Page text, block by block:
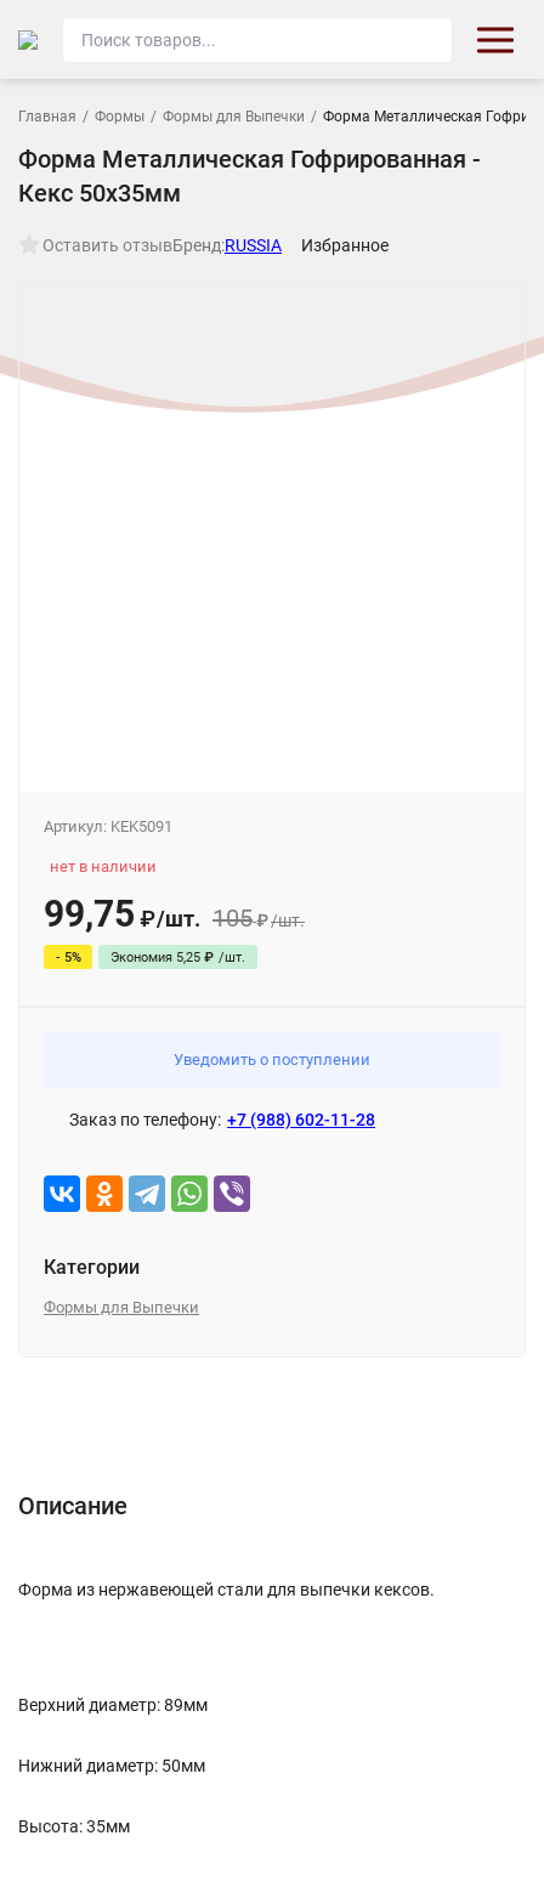
Главная / Формы / Формы для Выпечки / Форма Металлическая
Форма Металлическая Гофрированная -
Кекс 50х35мм
Оставить отзывБренд:RUSSIA Избранное
Артикул: KEK5091
нет в наличии
99,75 ₽/шт. 105₽/шт.
- 5% Экономия 5,25 ₽ /шт.
Уведомить о поступлении
Заказ по телефону: +7 (988) 602-11-28
Категории
Формы для Выпечки
Описание
Форма из нержавеющей стали для выпечки кексов.
Верхний диаметр: 89мм
Нижний диаметр: 50мм
Высота: 35мм